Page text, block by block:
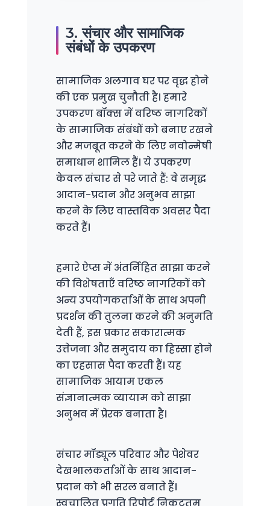
3. संचार और सामाजिक
संबंधों के उपकरण
सामाजिक अलगाव घर पर वृद्ध होने
की एक प्रमुख चुनौती है। हमारे
उपकरण बॉक्स में वरिष्ठ नागरिकों
के सामाजिक संबंधों को बनाए रखने
और मजबूत करने के लिए नवोन्मेषी
समाधान शामिल हैं। ये उपकरण
केवल संचार से परे जाते हैं: वे समृद्ध
आदान-प्रदान और अनुभव साझा
करने के लिए वास्तविक अवसर पैदा
करते हैं।
हमारे ऐप्स में अंतर्निहित साझा करने
की विशेषताएँ वरिष्ठ नागरिकों को
अन्य उपयोगकर्ताओं के साथ अपनी
प्रदर्शन की तुलना करने की अनुमति
देती हैं, इस प्रकार सकारात्मक
उत्तेजना और समुदाय का हिस्सा होने
का एहसास पैदा करती हैं। यह
सामाजिक आयाम एकल
संज्ञानात्मक व्यायाम को साझा
अनुभव में प्रेरक बनाता है।
संचार मॉड्यूल परिवार और पेशेवर
देखभालकर्ताओं के साथ आदान-
प्रदान को भी सरल बनाते हैं।